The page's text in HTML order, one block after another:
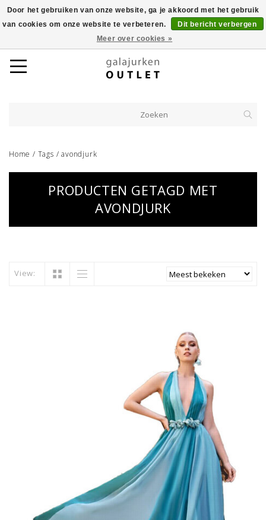
Home / Tags /avondjurk
PRODUCTEN GETAGD MET
AVONDJURK
View:
Door het gebruiken van onze website, ga je akkoord met het gebruik
van cookies om onze website te verbeteren.
Dit bericht verbergen
Meer over cookies »